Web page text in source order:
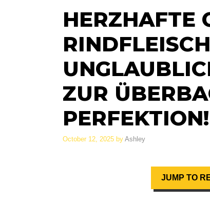
HERZHAFTE
ZUR
PERFEKTION!
October 12, 2025 by Ashley
JUMP TO